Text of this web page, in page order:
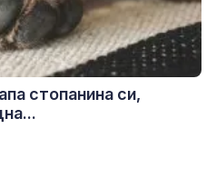
стопанина си,